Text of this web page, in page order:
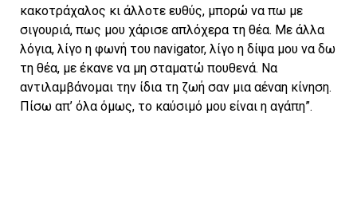
κακοτράχαλος κι άλλοτε ευθύς, μπορώ να πω με
σιγουριά, πως μου χάρισε απλόχερα τη θέα. Με άλλα
λόγια, λίγο η φωνή του navigator, λίγο η δίψα μου να δω
τη θέα, με έκανε να μη σταματώ πουθενά. Να
αντιλαμβάνομαι την ίδια τη ζωή σαν μια αέναη κίνηση.
Πίσω απ’ όλα όμως, το καύσιμό μου είναι η αγάπη”.